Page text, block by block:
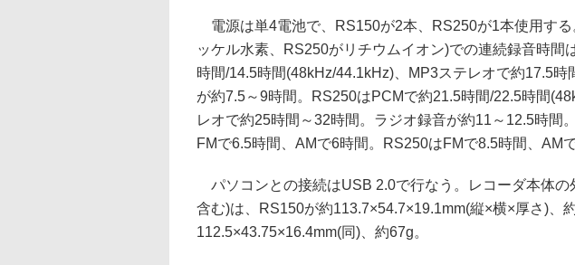
電源は単4電池で、RS150が2本、RS250が1本使用す
ッケル水素、RS250がリチウムイオン)での連続録音時間
時間/14.5時間(48kHz/44.1kHz)、MP3ステレオで約17.5時
が約7.5～9時間。RS250はPCMで約21.5時間/22.5時間
レオで約25時間～32時間。ラジオ録音が約11～12.5時間
FMで6.5時間、AMで6時間。RS250はFMで8.5時間、AMで
パソコンとの接続はUSB 2.0で行なう。レコーダ本体の
含む)は、RS150が約113.7×54.7×19.1mm(縦×横×厚さ)、
112.5×43.75×16.4mm(同)、約67g。